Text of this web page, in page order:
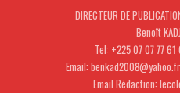
DIRECTEUR DE
Benoît
Tel: +225 07 07 77
Email:
Email Rédaction: